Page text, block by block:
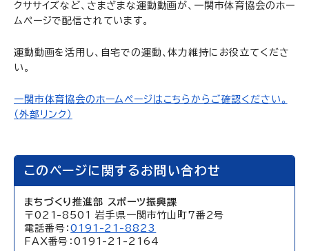
クササイズなど、さまざまな運動動画が、一関市体育協会のホー
ムページで配信されています。
運動動画を活用し、自宅での運動、体力維持にお役立てくださ
い。
一関市体育協会のホームページはこちらからご確認ください。
（外部リンク）
このページに関するお問い合わせ
まちづくり推進部 スポーツ振興課
〒021-8501 岩手県一関市竹山町7番2号
電話番号：0191-21-8823
FAX番号：0191-21-2164